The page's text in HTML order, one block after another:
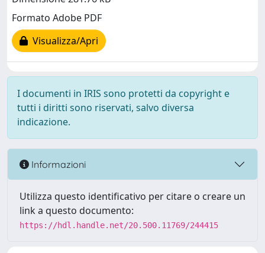
Formato Adobe PDF
Visualizza/Apri
I documenti in IRIS sono protetti da copyright e
tutti i diritti sono riservati, salvo diversa
indicazione.
Informazioni
Utilizza questo identificativo per citare o creare un
link a questo documento:
https://hdl.handle.net/20.500.11769/244415